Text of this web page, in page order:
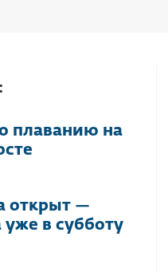
плаванию на
открыт —
уже в субботу